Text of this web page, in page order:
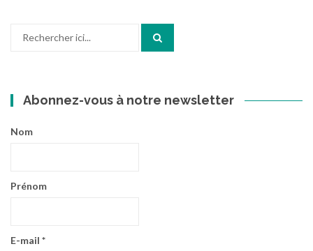
Abonnez-vous à notre newsletter
Nom
Prénom
E-mail *